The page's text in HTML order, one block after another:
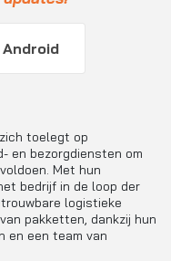
toelegt op
en bezorgdiensten om
Met hun
bedrijf in de loop der
logistieke
pakketten, dankzij hun
en een team van